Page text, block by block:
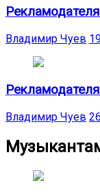
Владимир Чуев
Владимир Чуев